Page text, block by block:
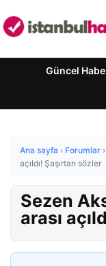
Güncel
Ana sayfa › Forumlar ›
açıldı! Şaşırtan sözler
Sezen
arası